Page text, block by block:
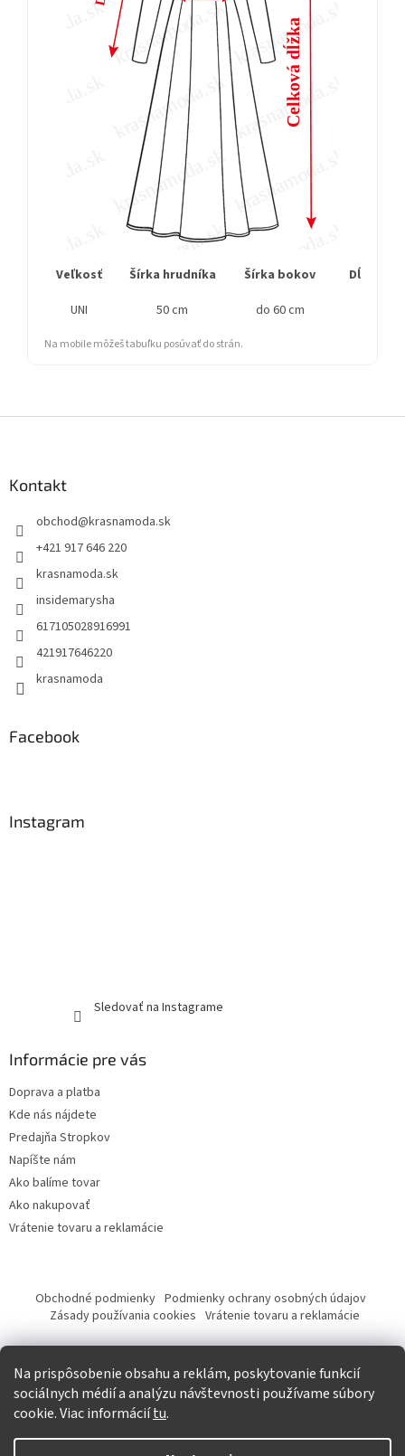
Na prispôsobenie obsahu a reklám, poskytovanie funkcií
sociálnych médií a analýzu návštevnosti používame súbory
cookie. Viac informáciítu.
Veľkosť Šírka hrudníka Šírka bokov
Dĺžka
UNI
50 cm do 60 cm
Na mobile môžeš tabuľku posúvať do strán.
Kontakt
obchod@krasnamoda.sk
+421 917 646 220
krasnamoda.sk
insidemarysha
617105028916991
421917646220
krasnamoda
Facebook
Instagram
Sledovať na Instagrame
Informácie pre vás
Doprava a platba
Kde nás nájdete
Predajňa Stropkov
Napíšte nám
Ako balíme tovar
Ako nakupovať
Vrátenie tovaru a reklamácie
Obchodné podmienky Podmienky ochrany osobných údajov
Zásady používania cookies Vrátenie tovaru a reklamácie
Tvorba eshopu a SEO optimalizácia